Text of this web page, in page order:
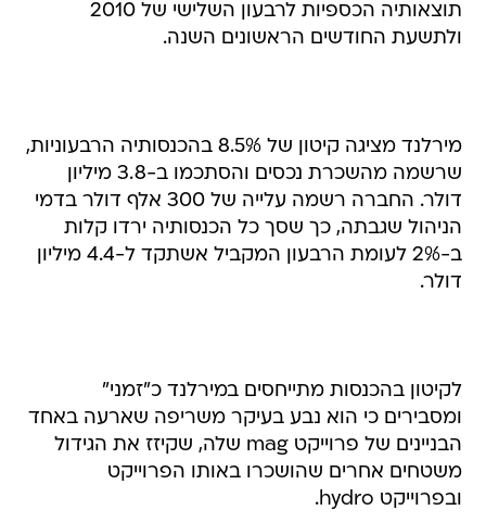
תוצאותיה הכספיות לרבעון השלישי של 2010
ולתשעת החודשים הראשונים השנה.
מירלנד מציגה קיטון של 8.5% בהכנסותיה הרבעוניות,
שרשמה מהשכרת נכסים והסתכמו ב-3.8 מיליון
דולר. החברה רשמה עלייה של 300 אלף דולר בדמי
הניהול שגבתה, כך שסך כל הכנסותיה ירדו קלות
ב-2% לעומת הרבעון המקביל אשתקד ל-4.4 מיליון
דולר.
לקיטון בהכנסות מתייחסים במירלנד כ"זמני"
ומסבירים כי הוא נבע בעיקר משריפה שארעה באחד
הבניינים של פרוייקט mag שלה, שקיזז את הגידול
משטחים אחרים שהושכרו באותו הפרוייקט
ובפרוייקט hydro.